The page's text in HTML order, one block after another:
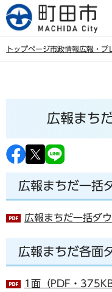
こ
の
す
トップページ市政情報広報・プ
ら
広報まち
広報まちだ一括
広報まちだ一括ダ
広報まちだ各面
1面（PDF・375KB